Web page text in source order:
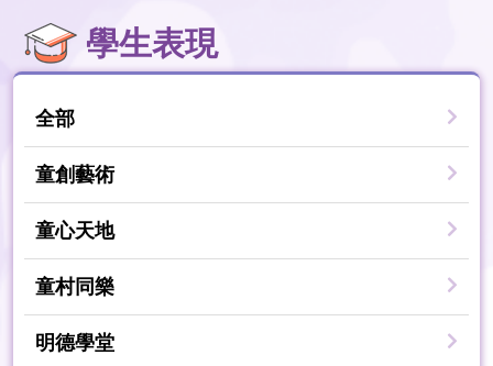
學生表現
全部
童創藝術
童心天地
童村同樂
明德學堂